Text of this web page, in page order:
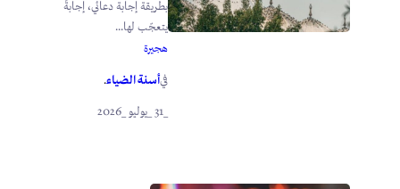
بطريقة إجابة دعائي، إجابةً
يتعجّب لها...
هجيرة
فيأسنة الضياء.